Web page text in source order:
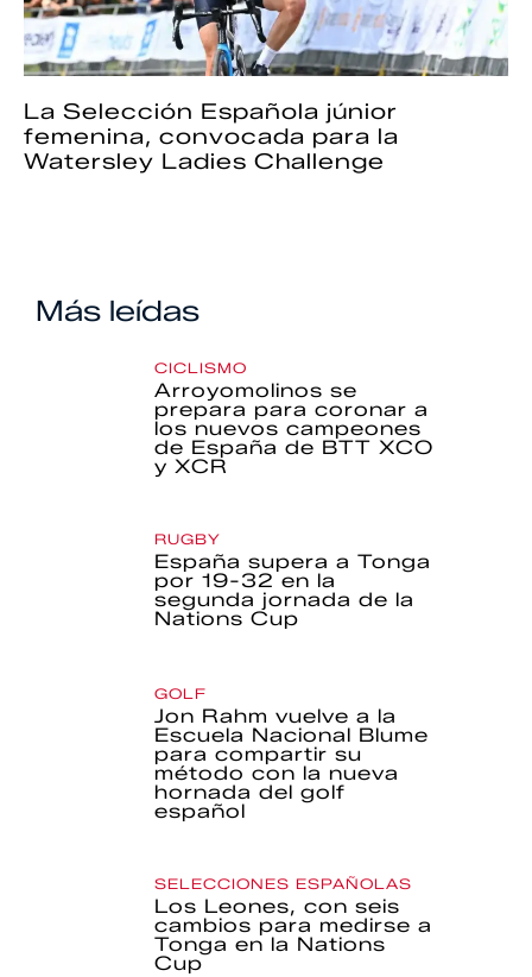
La Selección Española júnior
femenina, convocada para la
Watersley Ladies Challenge
Más leídas
CICLISMO
Arroyomolinos se
prepara para coronar a
los nuevos campeones
de España de BTT XCO
y XCR
RUGBY
España supera a Tonga
por 19-32 en la
segunda jornada de la
Nations Cup
GOLF
Jon Rahm vuelve a la
Escuela Nacional Blume
para compartir su
método con la nueva
hornada del golf
español
SELECCIONES ESPAÑOLAS
Los Leones, con seis
cambios para medirse a
Tonga en la Nations
Cup